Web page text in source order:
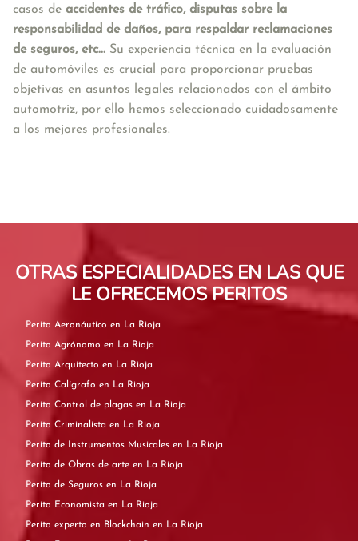
casos de accidentes de tráfico, disputas sobre la
responsabilidad de daños, para respaldar reclamaciones
de seguros, etc... Su experiencia técnica en la evaluación
de automóviles es crucial para proporcionar pruebas
objetivas en asuntos legales relacionados con el ámbito
automotriz, por ello hemos seleccionado cuidadosamente
a los mejores profesionales.
OTRAS ESPECIALIDADES EN LAS QUE
LE OFRECEMOS PERITOS
Perito Aeronáutico en La Rioja
Perito Agrónomo en La Rioja
Perito Arquitecto en La Rioja
Perito Calígrafo en La Rioja
Perito Control de plagas en La Rioja
Perito Criminalista en La Rioja
Perito de Instrumentos Musicales en La Rioja
Perito de Obras de arte en La Rioja
Perito de Seguros en La Rioja
Perito Economista en La Rioja
Perito experto en Blockchain en La Rioja